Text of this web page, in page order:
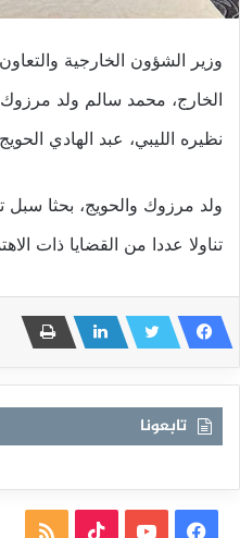
وزير الشؤون الخارجية
الخارج، محمد سالم ولد
نظيره الليبي، عبد الهادي
ولد مرزوك والحويج، بحثا سبل
تناولا عددا من القضايا ذات
تابعونا
فيسبوكيوتيوب TikTok